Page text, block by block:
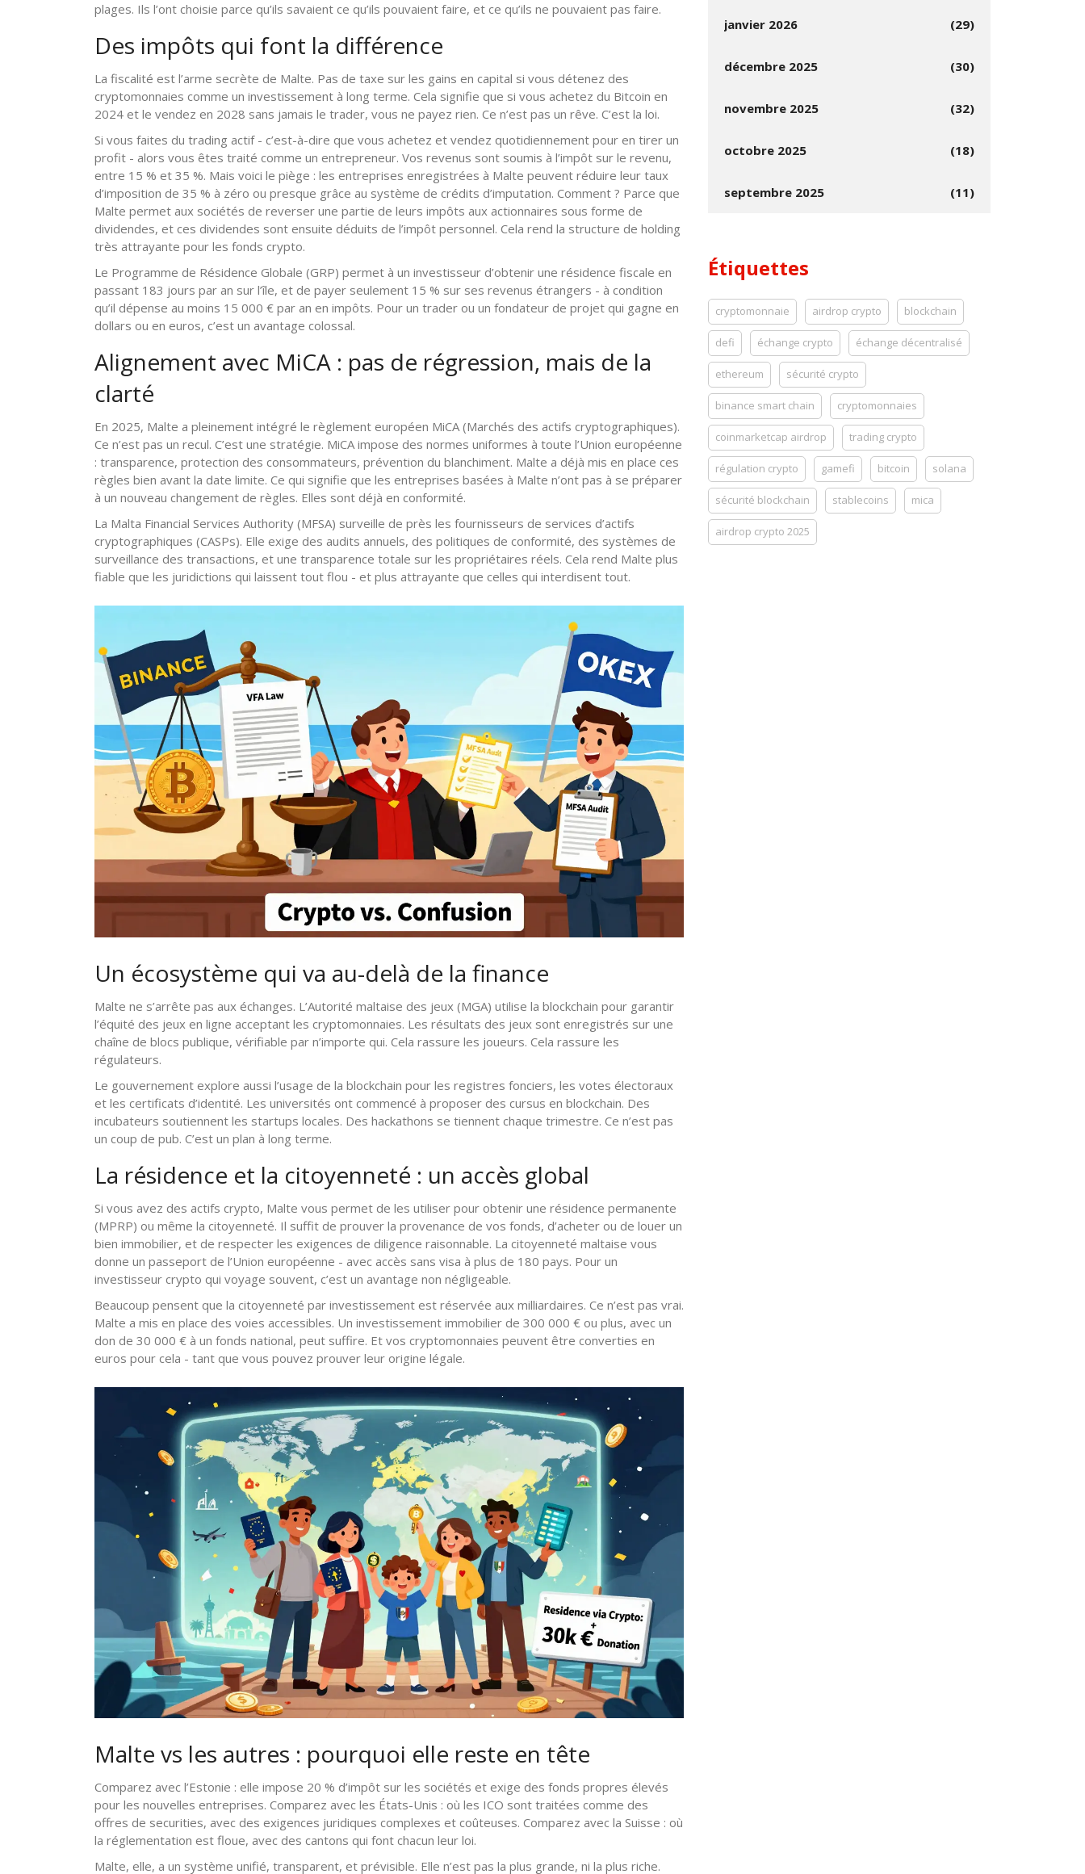
plages. Ils l’ont choisie parce qu’ils savaient ce qu’ils pouvaient faire, et ce qu’ils ne pouvaient pas faire.
Des impôts qui font la différence
La fiscalité est l’arme secrète de Malte. Pas de taxe sur les gains en capital si vous détenez des
cryptomonnaies comme un investissement à long terme. Cela signifie que si vous achetez du Bitcoin en
2024 et le vendez en 2028 sans jamais le trader, vous ne payez rien. Ce n’est pas un rêve. C’est la loi.
Si vous faites du trading actif - c’est-à-dire que vous achetez et vendez quotidiennement pour en tirer un
profit - alors vous êtes traité comme un entrepreneur. Vos revenus sont soumis à l’impôt sur le revenu,
entre 15 % et 35 %. Mais voici le piège : les entreprises enregistrées à Malte peuvent réduire leur taux
d’imposition de 35 % à zéro ou presque grâce au système de crédits d’imputation. Comment ? Parce que
Malte permet aux sociétés de reverser une partie de leurs impôts aux actionnaires sous forme de
dividendes, et ces dividendes sont ensuite déduits de l’impôt personnel. Cela rend la structure de holding
très attrayante pour les fonds crypto.
Le Programme de Résidence Globale (GRP) permet à un investisseur d’obtenir une résidence fiscale en
passant 183 jours par an sur l’île, et de payer seulement 15 % sur ses revenus étrangers - à condition
qu’il dépense au moins 15 000 € par an en impôts. Pour un trader ou un fondateur de projet qui gagne en
dollars ou en euros, c’est un avantage colossal.
Alignement avec MiCA : pas de régression, mais de la
clarté
En 2025, Malte a pleinement intégré le règlement européen MiCA (Marchés des actifs cryptographiques).
Ce n’est pas un recul. C’est une stratégie. MiCA impose des normes uniformes à toute l’Union européenne
: transparence, protection des consommateurs, prévention du blanchiment. Malte a déjà mis en place ces
règles bien avant la date limite. Ce qui signifie que les entreprises basées à Malte n’ont pas à se préparer
à un nouveau changement de règles. Elles sont déjà en conformité.
La Malta Financial Services Authority (MFSA) surveille de près les fournisseurs de services d’actifs
cryptographiques (CASPs). Elle exige des audits annuels, des politiques de conformité, des systèmes de
surveillance des transactions, et une transparence totale sur les propriétaires réels. Cela rend Malte plus
fiable que les juridictions qui laissent tout flou - et plus attrayante que celles qui interdisent tout.
Un écosystème qui va au-delà de la finance
Malte ne s’arrête pas aux échanges. L’Autorité maltaise des jeux (MGA) utilise la blockchain pour garantir
l’équité des jeux en ligne acceptant les cryptomonnaies. Les résultats des jeux sont enregistrés sur une
chaîne de blocs publique, vérifiable par n’importe qui. Cela rassure les joueurs. Cela rassure les
régulateurs.
Le gouvernement explore aussi l’usage de la blockchain pour les registres fonciers, les votes électoraux
et les certificats d’identité. Les universités ont commencé à proposer des cursus en blockchain. Des
incubateurs soutiennent les startups locales. Des hackathons se tiennent chaque trimestre. Ce n’est pas
un coup de pub. C’est un plan à long terme.
La résidence et la citoyenneté : un accès global
Si vous avez des actifs crypto, Malte vous permet de les utiliser pour obtenir une résidence permanente
(MPRP) ou même la citoyenneté. Il suffit de prouver la provenance de vos fonds, d’acheter ou de louer un
bien immobilier, et de respecter les exigences de diligence raisonnable. La citoyenneté maltaise vous
donne un passeport de l’Union européenne - avec accès sans visa à plus de 180 pays. Pour un
investisseur crypto qui voyage souvent, c’est un avantage non négligeable.
Beaucoup pensent que la citoyenneté par investissement est réservée aux milliardaires. Ce n’est pas vrai.
Malte a mis en place des voies accessibles. Un investissement immobilier de 300 000 € ou plus, avec un
don de 30 000 € à un fonds national, peut suffire. Et vos cryptomonnaies peuvent être converties en
euros pour cela - tant que vous pouvez prouver leur origine légale.
Malte vs les autres : pourquoi elle reste en tête
Comparez avec l’Estonie : elle impose 20 % d’impôt sur les sociétés et exige des fonds propres élevés
pour les nouvelles entreprises. Comparez avec les États-Unis : où les ICO sont traitées comme des
offres de securities, avec des exigences juridiques complexes et coûteuses. Comparez avec la Suisse : où
la réglementation est floue, avec des cantons qui font chacun leur loi.
Malte, elle, a un système unifié, transparent, et prévisible. Elle n’est pas la plus grande, ni la plus riche.
janvier 2026 (29)
décembre 2025 (30)
novembre 2025 (32)
octobre 2025 (18)
septembre 2025 (11)
Étiquettes
cryptomonnaie airdrop crypto blockchain
defi échange crypto échange décentralisé
ethereum sécurité crypto
binance smart chain cryptomonnaies
coinmarketcap airdrop trading crypto
régulation crypto gamefi bitcoin solana
sécurité blockchain stablecoins mica
airdrop crypto 2025